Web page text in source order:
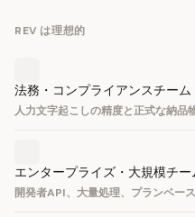
REV は理想的
法務・コンプライアンスチーム
人力文字起こしの精度と正式な納品
エンタープライズ・大規模チー
開発者API、大量処理、プランベー